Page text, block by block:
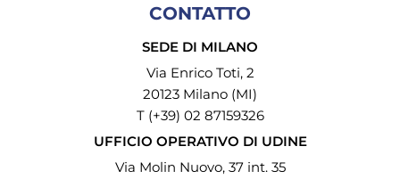
CONTATTO
SEDE DI MILANO
Via Enrico Toti, 2
20123 Milano (MI)
T (+39) 02 87159326
UFFICIO OPERATIVO DI UDINE
Via Molin Nuovo, 37 int. 35